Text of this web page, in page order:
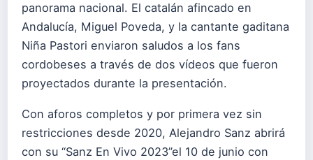
panorama nacional. El catalán afincado en
Andalucía, Miguel Poveda, y la cantante gaditana
Niña Pastori enviaron saludos a los fans
cordobeses a través de dos vídeos que fueron
proyectados durante la presentación.
Con aforos completos y por primera vez sin
restricciones desde 2020, Alejandro Sanz abrirá
con su “Sanz En Vivo 2023”el 10 de junio con